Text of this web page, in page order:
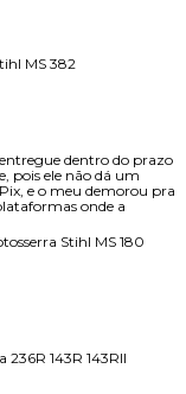
MS 382
dentro do prazo
pois ele não dá um
e o meu demorou pra
onde a
Stihl MS 180
143R 143RII